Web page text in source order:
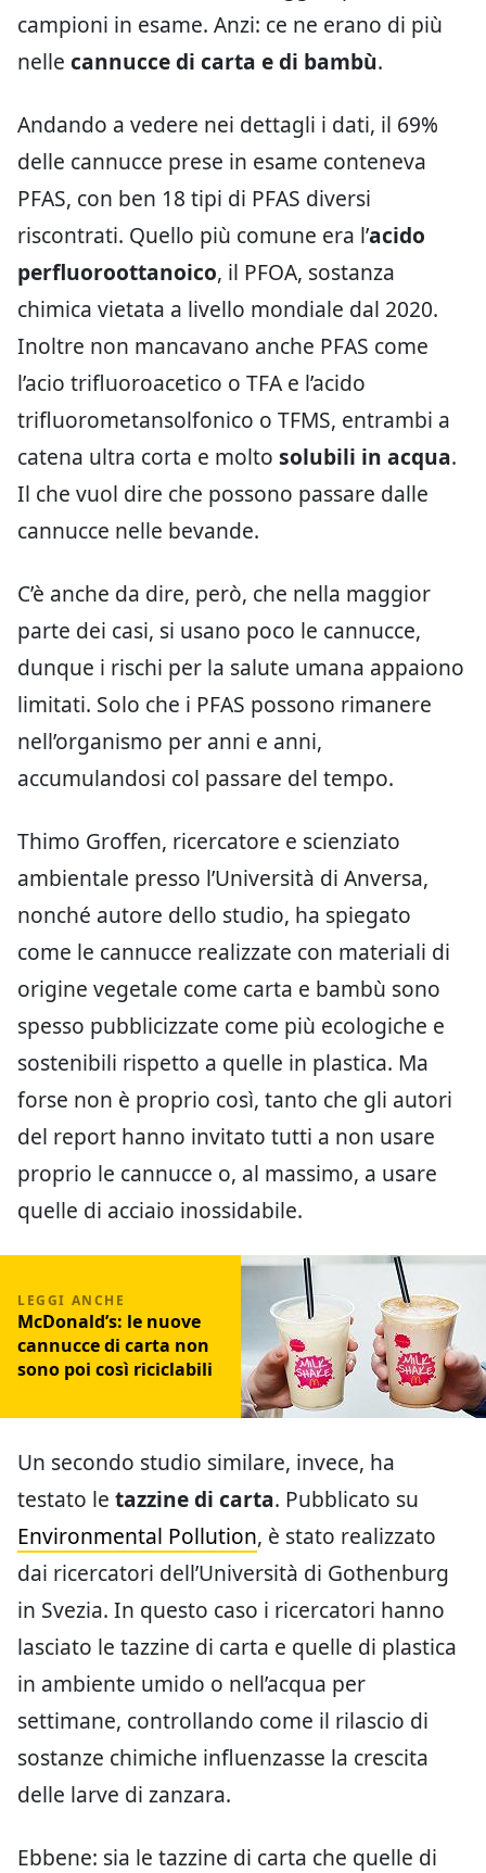
campioni in esame. Anzi: ce ne erano di più
nelle cannucce di carta e di bambù.
Andando a vedere nei dettagli i dati, il 69%
delle cannucce prese in esame conteneva
PFAS, con ben 18 tipi di PFAS diversi
riscontrati. Quello più comune era l’acido
perfluoroottanoico, il PFOA, sostanza
chimica vietata a livello mondiale dal 2020.
Inoltre non mancavano anche PFAS come
l’acio trifluoroacetico o TFA e l’acido
trifluorometansolfonico o TFMS, entrambi a
catena ultra corta e molto solubili in acqua.
Il che vuol dire che possono passare dalle
cannucce nelle bevande.
C’è anche da dire, però, che nella maggior
parte dei casi, si usano poco le cannucce,
dunque i rischi per la salute umana appaiono
limitati. Solo che i PFAS possono rimanere
nell’organismo per anni e anni,
accumulandosi col passare del tempo.
Thimo Groffen, ricercatore e scienziato
ambientale presso l’Università di Anversa,
nonché autore dello studio, ha spiegato
come le cannucce realizzate con materiali di
origine vegetale come carta e bambù sono
spesso pubblicizzate come più ecologiche e
sostenibili rispetto a quelle in plastica. Ma
forse non è proprio così, tanto che gli autori
del report hanno invitato tutti a non usare
proprio le cannucce o, al massimo, a usare
quelle di acciaio inossidabile.
McDonald’s: le nuove
cannucce di carta non
sono poi così riciclabili
Un secondo studio similare, invece, ha
testato le tazzine di carta. Pubblicato su
Environmental Pollution, è stato realizzato
dai ricercatori dell’Università di Gothenburg
in Svezia. In questo caso i ricercatori hanno
lasciato le tazzine di carta e quelle di plastica
in ambiente umido o nell’acqua per
settimane, controllando come il rilascio di
sostanze chimiche influenzasse la crescita
delle larve di zanzara.
Ebbene: sia le tazzine di carta che quelle di